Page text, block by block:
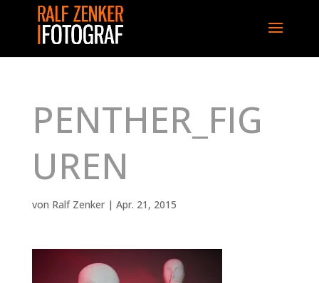
PENTHER_FIG
UREN
von Ralf Zenker| Apr. 21, 2015